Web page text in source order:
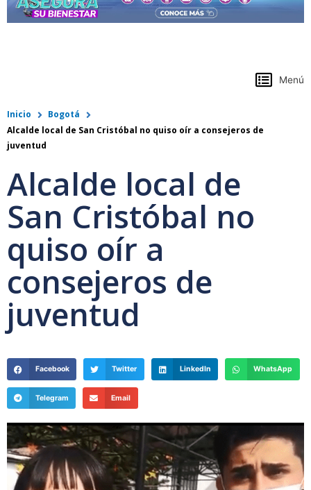
Menú
Inicio
Bogotá
Alcalde local de San Cristóbal no quiso oír a consejeros de
juventud
Alcalde local de
San Cristóbal no
quiso oír a
consejeros de
juventud
Facebook Twitter LinkedIn WhatsApp
Telegram Email